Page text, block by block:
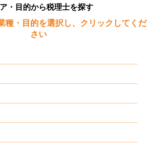
・目的から税理士を探す
種・目的を選択し、クリックしてくだ
さい